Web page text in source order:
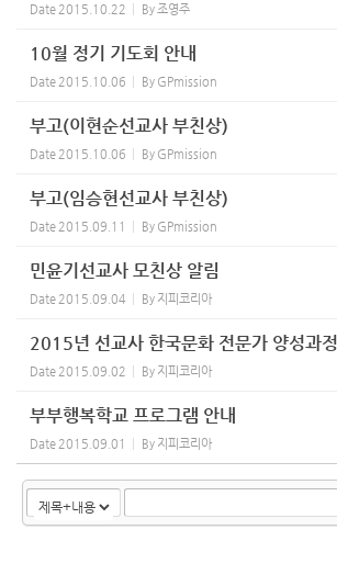
Date 2015.10.22 By조영주
10월 정기 기도회 안내
Date 2015.10.06 By GPmission
부고(이현순선교사 부친상)
Date 2015.10.06 By GPmission
부고(임승현선교사 부친상)
Date 2015.09.11 By GPmission
민윤기선교사 모친상 알림
Date 2015.09.04 By 지피코리아
2015년 선교사 한국문화 전문가 양성과
Date 2015.09.02 By 지피코리아
부부행복학교 프로그램 안내
Date 2015.09.01 By 지피코리아